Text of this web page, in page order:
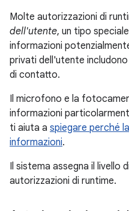
Molte autorizzazioni di
dell'utente, un tipo
informazioni
privati dell'utente
di contatto.
Il microfono e la
informazioni
ti aiuta a spiegare perché
informazioni.
Il sistema assegna il livello
autorizzazioni di runtime.